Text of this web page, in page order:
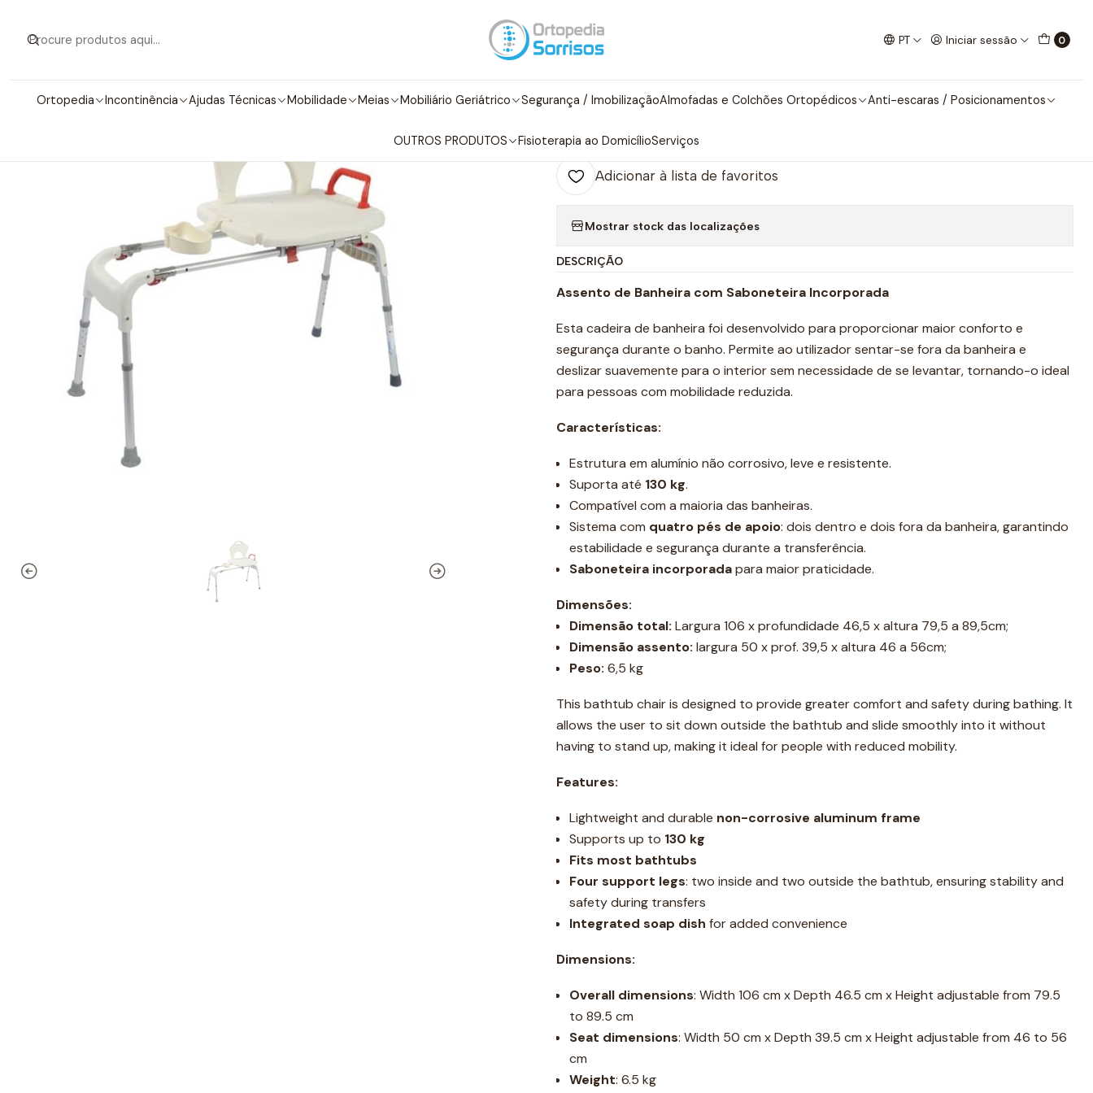
PT Iniciar sessão 0
Ortopedia Incontinência Ajudas Técnicas Mobilidade Meias Mobiliário Geriátrico Segurança / ImobilizaçãoAlmofadas e Colchões Ortopédicos Anti-escaras / Posicionamentos
OUTROS PRODUTOS Fisioterapia ao DomicílioServiços
Casa de Banho
Cadeira de Banho para Banheira
Quantidade
Adicionar à lista de favoritos
Mostrar stock das localizações
DESCRIÇÃO
Assento de Banheira com Saboneteira Incorporada
Esta cadeira de banheira foi desenvolvido para proporcionar maior conforto e
segurança durante o banho. Permite ao utilizador sentar-se fora da banheira e
deslizar suavemente para o interior sem necessidade de se levantar, tornando-o ideal
para pessoas com mobilidade reduzida.
Características:
Estrutura em alumínio não corrosivo, leve e resistente.
Suporta até 130 kg.
Compatível com a maioria das banheiras.
Sistema com quatro pés de apoio: dois dentro e dois fora da banheira, garantindo
estabilidade e segurança durante a transferência.
Saboneteira incorporadapara maior praticidade.
Dimensões:
Dimensão total: Largura 106 x profundidade 46,5 x altura 79,5 a 89,5cm;
Dimensão assento: largura 50 x prof. 39,5 x altura 46 a 56cm;
Peso: 6,5 kg
This bathtub chair is designed to provide greater comfort and safety during bathing. It
allows the user to sit down outside the bathtub and slide smoothly into it without
having to stand up, making it ideal for people with reduced mobility.
Features:
Lightweight and durable non-corrosive aluminum frame
Supports up to 130 kg
Fits most bathtubs
Four support legs: two inside and two outside the bathtub, ensuring stability and
safety during transfers
Integrated soap dish for added convenience
Dimensions:
Overall dimensions: Width 106 cm x Depth 46.5 cm x Height adjustable from 79.5
to 89.5 cm
Seat dimensions: Width 50 cm x Depth 39.5 cm x Height adjustable from 46 to 56
cm
Weight: 6.5 kg